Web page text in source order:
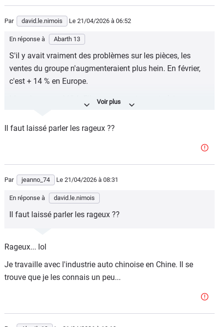
Par david.le.nimois Le 21/04/2026 à 06:52
En réponse à Abarth 13
S'il y avait vraiment des problèmes sur les pièces, les
ventes du groupe n'augmenteraient plus hein. En février,
c'est + 14 % en Europe.
Ma mère a une MG4. Elle a eu un petit soucis (phare
joint. Ils n'ont pas voulu s'emmerder, ils ont changé le feu
Il faut laissé parler les rageux ??
Par jeanno_74 Le 21/04/2026 à 08:31
En réponse à david.le.nimois
Il faut laissé parler les rageux ??
Rageux... lol
Je travaille avec l'industrie auto chinoise en Chine. Il se
trouve que je les connais un peu...